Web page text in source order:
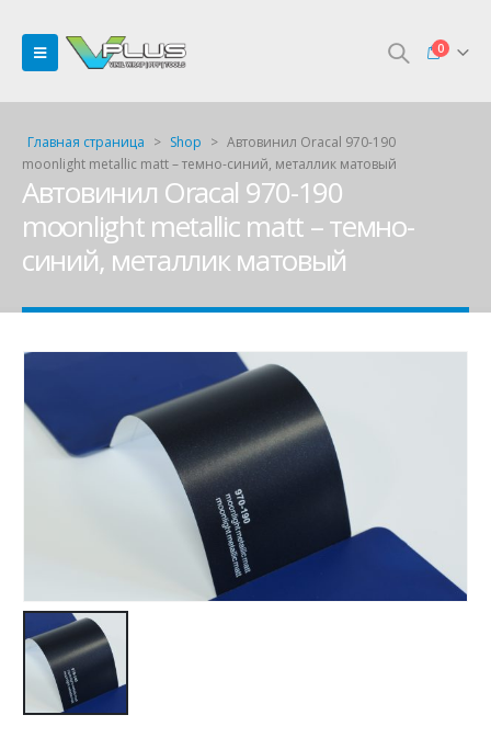
0
Главная страница > Shop > Автовинил Oracal 970-190
moonlight metallic matt – темно-синий, металлик матовый
Автовинил Oracal 970-190
moonlight metallic matt – темно-
синий, металлик матовый